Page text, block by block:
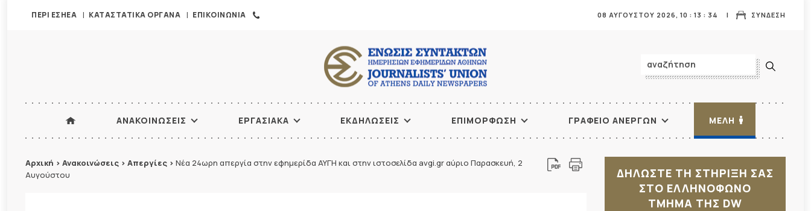
ΠΕΡΙ ΕΣΗΕΑ ΚΑΤΑΣΤΑΤΙΚΑ ΟΡΓΑΝΑ ΕΠΙΚΟΙΝΩΝΙΑ ΣΥΝΔΕΣΗ
08 ΑΥΓΟΥΣΤΟΥ 2026, 10 : 13 : 36
ΑΝΑΚΟΙΝΩΣΕΙΣ ΕΡΓΑΣΙΑΚΑ ΕΚΔΗΛΩΣΕΙΣ ΕΠΙΜΟΡΦΩΣΗ ΓΡΑΦΕΙΟ ΑΝΕΡΓΩΝ ΜΕΛΗ
Αρχική > Ανακοινώσεις > Απεργίες > Νέα 24ωρη απεργία στην εφημερίδα ΑΥΓΗ και στην ιστοσελίδα avgi.gr αύριο Παρασκευή, 2
Αυγούστου
ΔΗΛΩΣΤΕ ΤΗ ΣΤΗΡΙΞΗ ΣΑΣ
ΣΤΟ ΕΛΛΗΝΟΦΩΝΟ
ΤΜΗΜΑ ΤΗΣ DW